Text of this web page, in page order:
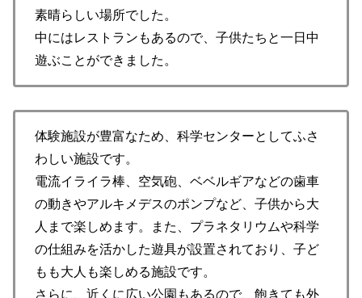
素晴らしい場所でした。
中にはレストランもあるので、子供たちと一日中
遊ぶことができました。
体験施設が豊富なため、科学センターとしてふさ
わしい施設です。
電流イライラ棒、空気砲、ベベルギアなどの歯車
の動きやアルキメデスのポンプなど、子供から大
人まで楽しめます。また、プラネタリウムや科学
の仕組みを活かした遊具が設置されており、子ど
もも大人も楽しめる施設です。
さらに、近くに広い公園もあるので、飽きても外